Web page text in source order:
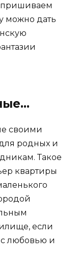
пришиваем
можно дать
своими
родных и
Такое
квартиры
если
любовью и